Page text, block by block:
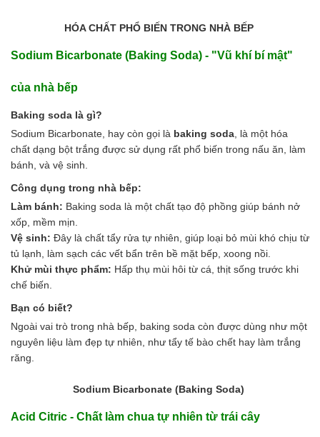
Tẩy rửa sinh hoạt
Tẩy cáu cặn đường ống
HÓA CHẤT THỦY SẢN
Men đường ruột
Men vi sinh EM gốc
Bổ sung khoáng chất
Bổ gan và giải độc gan
Phòng và trị bệnh
Bổ sung dinh dưỡng tăng trọng
Hấp thụ khí độc Yucca
HÓA CHẤT XỬ LÝ NƯỚC
Xử lý nước hồ bơi
Xử lý nước sinh hoạt
Xử lý nước thải
Xử lý nước giếng khoan
Xử lý nước khác
DUNG MÔI CÔNG NGHIỆP
Pha sơn nước
Pha sơn epoxy
HƯƠNG LIỆU TINH DẦU
HÓA CHẤT PHỔ BIẾN TRONG NHÀ BẾP
Sodium Bicarbonate (Baking Soda) - "Vũ khí bí mật"
của nhà bếp
Baking soda là gì?
Sodium Bicarbonate, hay còn gọi là baking soda , là một hóa
chất dạng bột trắng được sử dụng rất phổ biến trong nấu ăn, làm
bánh, và vệ sinh.
Công dụng trong nhà bếp:
Làm bánh: Baking soda là một chất tạo độ phồng giúp bánh nở
xốp, mềm mịn.
Vệ sinh: Đây là chất tẩy rửa tự nhiên, giúp loại bỏ mùi khó chịu từ
tủ lạnh, làm sạch các vết bẩn trên bề mặt bếp, xoong nồi.
Khử mùi thực phẩm: Hấp thụ mùi hôi từ cá, thịt sống trước khi
chế biến.
Bạn có biết?
Ngoài vai trò trong nhà bếp, baking soda còn được dùng như một
nguyên liệu làm đẹp tự nhiên, như tẩy tế bào chết hay làm trắng
răng.
Sodium Bicarbonate (Baking Soda)
Acid Citric - Chất làm chua tự nhiên từ trái cây